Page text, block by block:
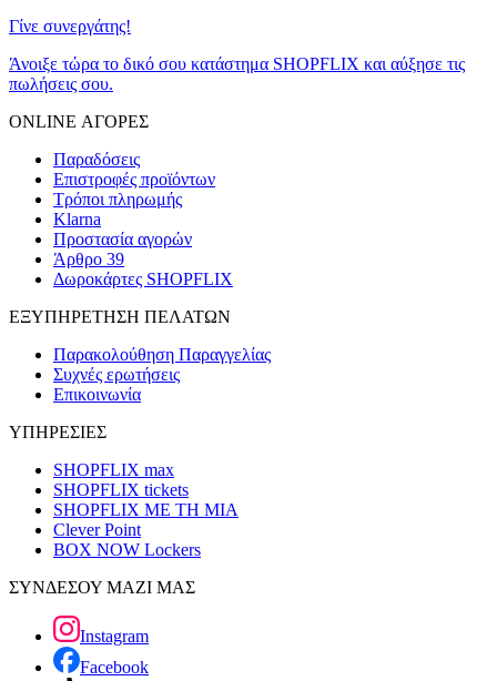
Γίνε συνεργάτης!
Άνοιξε τώρα το δικό σου κατάστημα SHOPFLIX και αύξησε τις
πωλήσεις σου.
ONLINE ΑΓΟΡΕΣ
Παραδόσεις
Επιστροφές προϊόντων
Τρόποι πληρωμής
Klarna
Προστασία αγορών
Άρθρο 39
Δωροκάρτες SHOPFLIX
ΕΞΥΠΗΡΕΤΗΣΗ ΠΕΛΑΤΩΝ
Παρακολούθηση Παραγγελίας
Συχνές ερωτήσεις
Επικοινωνία
ΥΠΗΡΕΣΙΕΣ
SHOPFLIX max
SHOPFLIX tickets
SHOPFLIX ΜΕ ΤΗ ΜΙΑ
Clever Point
BOX NOW Lockers
ΣΥΝΔΕΣΟΥ ΜΑΖΙ ΜΑΣ
Instagram
Facebook